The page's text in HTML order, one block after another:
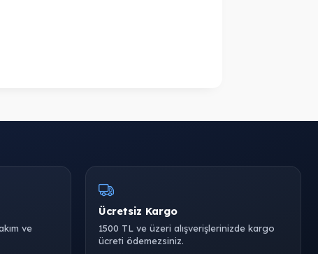
ve
Ücretsiz Kargo
1500 TL ve üzeri alışverişlerinizde kargo
ücreti ödemezsiniz.